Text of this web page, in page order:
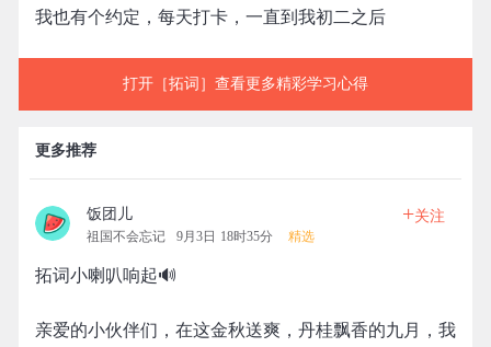
我也有个约定，每天打卡，一直到我初二之后
打开［拓词］查看更多精彩学习心得
更多推荐
饭团儿
祖国不会忘记 9月3日 18时35分 精选
+关注
拓词小喇叭响起🔊
亲爱的小伙伴们，在这金秋送爽，丹桂飘香的九月，我